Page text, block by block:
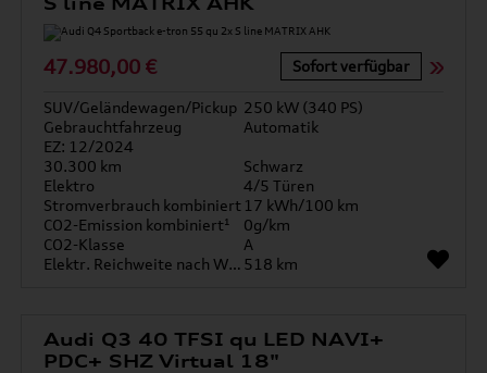
47.980,00 € Sofort verfügbar
SUV/Geländewagen/Pickup 250 kW (340 PS)
Gebrauchtfahrzeug
Automatik
EZ: 12/2024
30.300 km
Schwarz
Elektro
4/5 Türen
Stromverbrauch kombiniert 17 kWh/100 km
CO2-Emission kombiniert¹
0g/km
CO2-Klasse
A
Elektr. Reichweite nach WLTP* 518 km
Audi Q3 40 TFSI qu LED NAVI+
PDC+ SHZ Virtual 18"